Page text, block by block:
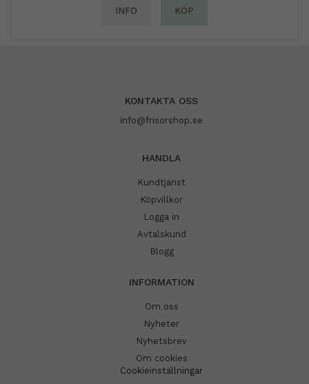
INFO KÖP
KONTAKTA OSS
info@frisorshop.se
HANDLA
Kundtjänst
Köpvillkor
Logga in
Avtalskund
Blogg
INFORMATION
Om oss
Nyheter
Nyhetsbrev
Om cookies
Cookieinställningar